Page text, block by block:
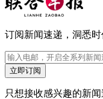
订阅新闻速递，洞悉时
立即订阅
只想接收感兴趣的新闻